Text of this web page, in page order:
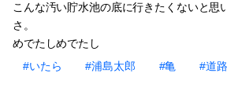
こんな汚い貯水池の底に行きたくないと思
さ。
めでたしめでたし
#いたら
#浦島太郎 #亀 #道路